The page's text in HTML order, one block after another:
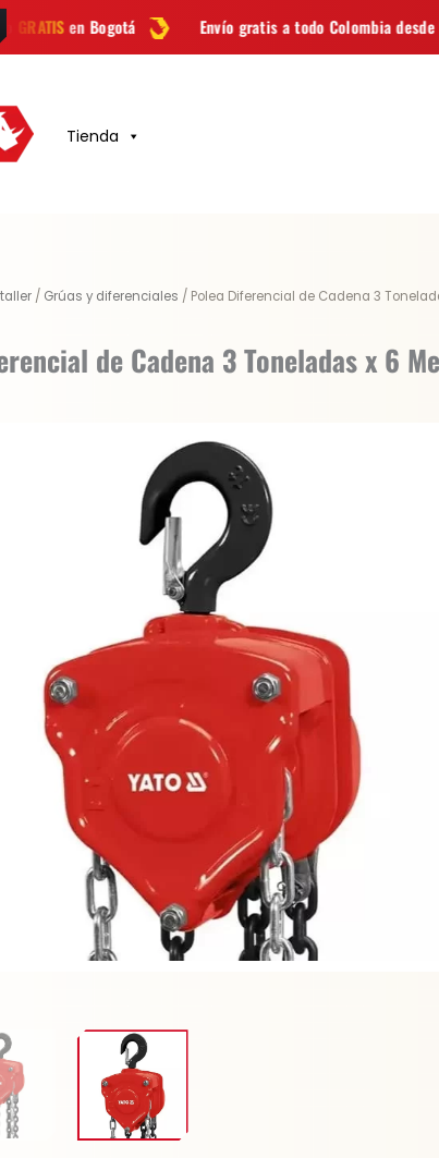
Envío gratis a todo Colombia desde$99.900
Tienda
/ Grúas y diferenciales / Polea Diferencial de Cadena 3
de Cadena 3 Toneladas x 6